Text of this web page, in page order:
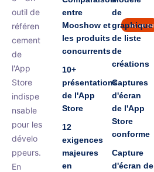
outil de
référen
cement
de
l'App
Store
indispe
nsable
pour les
dévelo
ppeurs.
En
entre
Mocshow et
les produits
concurrents
nouveau
10+
présentations
de l'App
Store
12
exigences
majeures
en
de
graphique
de liste
de
créations
Captures
d'écran
de l'App
Store
conforme
Capture
d'écran de